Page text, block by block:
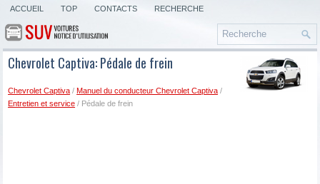
ACCUEIL TOP CONTACTS RECHERCHE
Chevrolet Captiva: Pédale de frein
Chevrolet Captiva /Manuel du conducteur Chevrolet Captiva /
Entretien et service / Pédale de frein